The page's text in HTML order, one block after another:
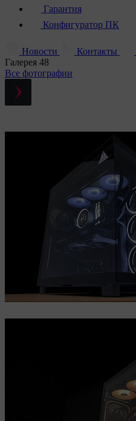
Гарантия
Конфигуратор ПК
Новости Контакты
Галерея 48
Все фотографии